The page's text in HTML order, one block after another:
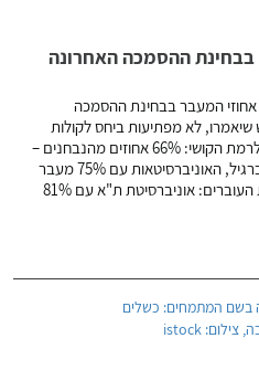
66% נכשלו בבחינת ההסמכה האחרונה
המעבר בבחינת ההסמכה
לא מפתיעות ביחס לקולות
שעלו זמן קצר לאחר הבחינה בנוגע לרמת הקושי: 66% אחוזים מהנבחנים –
נכשלו. את טבלת המעבר מובילות, כרגיל, האוניברסיטאות עם 75% מעבר
לעומת 27% למכללות. בראש טבלת העוברים: אוניברסיטת ת"א עם 81%